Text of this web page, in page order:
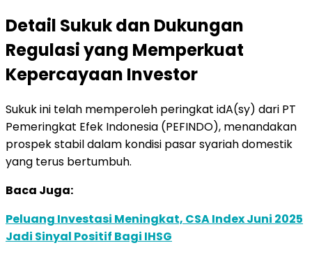
Detail Sukuk dan Dukungan
Regulasi yang Memperkuat
Kepercayaan Investor
Sukuk ini telah memperoleh peringkat idA(sy) dari PT
Pemeringkat Efek Indonesia (PEFINDO), menandakan
prospek stabil dalam kondisi pasar syariah domestik
yang terus bertumbuh.
Baca Juga:
Peluang Investasi Meningkat, CSA Index Juni 2025
Jadi Sinyal Positif Bagi IHSG